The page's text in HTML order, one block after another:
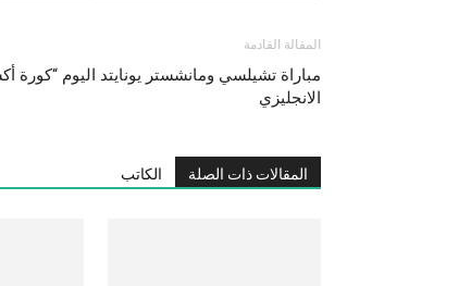
المقالة القادمة
مباراة تشيلسي ومانشستر يونايتد اليوم “كورة
الانجليزي
المقالات ذات الصلة الكاتب